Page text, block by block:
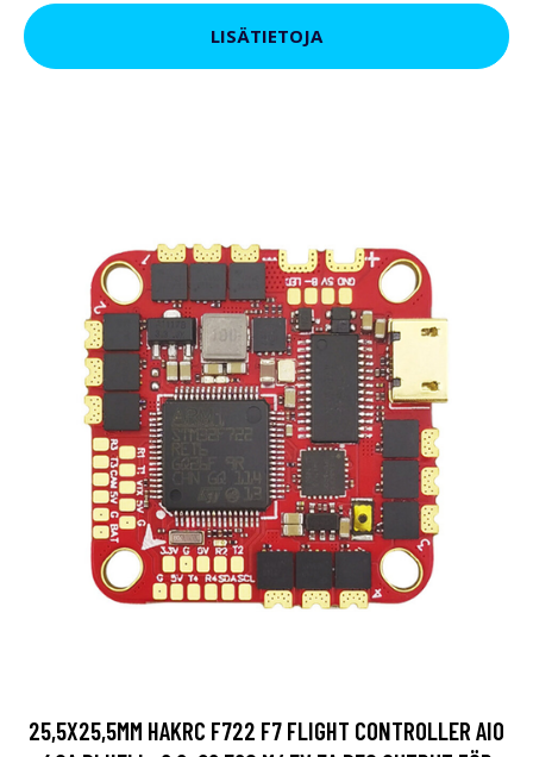
LISÄTIETOJA
25,5X25,5MM HAKRC F722 F7 FLIGHT CONTROLLER AIO